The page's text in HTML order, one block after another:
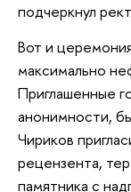
подчеркнул
Вот и
максимально
Приглашенные
анонимности,
Чириков
рецензента,
памятника с